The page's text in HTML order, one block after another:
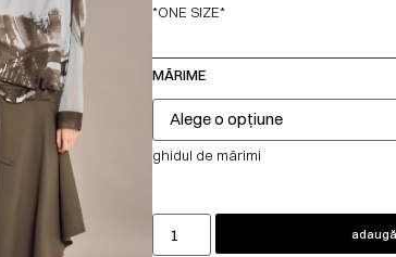
*ONE SIZE*
MĂRIME
ghidul de mărimi